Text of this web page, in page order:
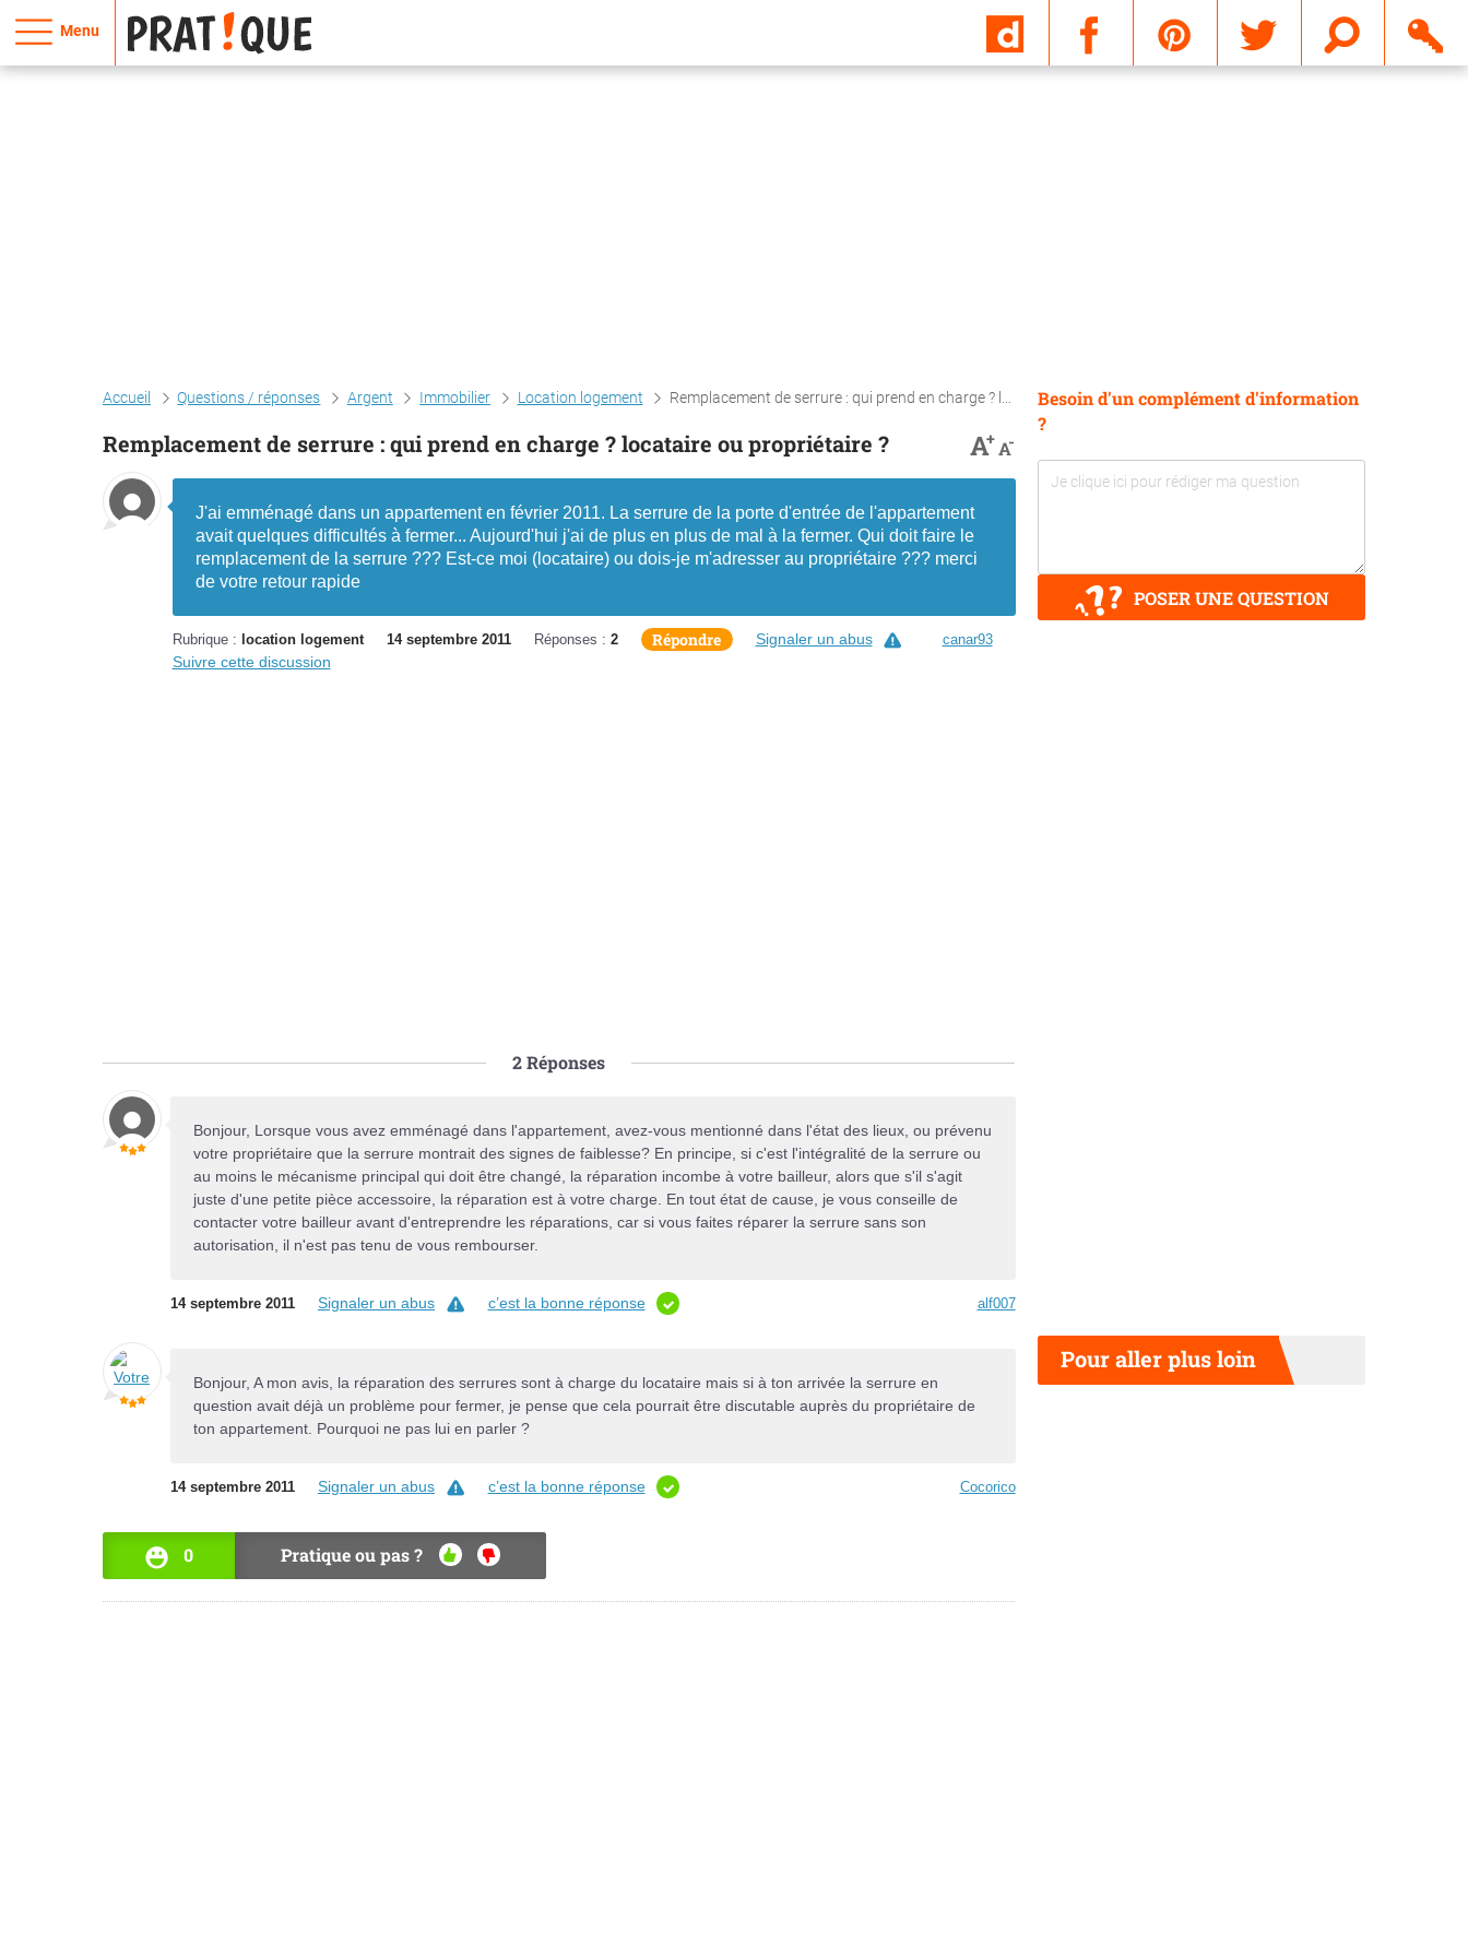
Menu
Accueil Questions / réponses Argent Immobilier Location logement Remplacement de serrure : qui prend en charge ? locataire ou propriétaire ?
Remplacement de serrure : qui prend en charge ? locataire ou propriétaire ? A+A-
J'ai emménagé dans un appartement en février 2011. La serrure de la porte d'entrée de l'appartement
avait quelques difficultés à fermer... Aujourd'hui j'ai de plus en plus de mal à la fermer. Qui doit faire le
remplacement de la serrure ??? Est-ce moi (locataire) ou dois-je m'adresser au propriétaire ??? merci
de votre retour rapide
Rubrique : location logement 14 septembre 2011 Réponses : 2 Répondre canar93
Signaler un abus
Suivre cette discussion
2Réponses
Bonjour, Lorsque vous avez emménagé dans l'appartement, avez-vous mentionné dans l'état des lieux, ou prévenu
votre propriétaire que la serrure montrait des signes de faiblesse? En principe, si c'est l'intégralité de la serrure ou
au moins le mécanisme principal qui doit être changé, la réparation incombe à votre bailleur, alors que s'il s'agit
juste d'une petite pièce accessoire, la réparation est à votre charge. En tout état de cause, je vous conseille de
contacter votre bailleur avant d'entreprendre les réparations, car si vous faites réparer la serrure sans son
autorisation, il n'est pas tenu de vous rembourser.
14 septembre 2011 Signaler un abus c’est la bonne réponse alf007
Bonjour, A mon avis, la réparation des serrures sont à charge du locataire mais si à ton arrivée la serrure en
question avait déjà un problème pour fermer, je pense que cela pourrait être discutable auprès du propriétaire de
ton appartement. Pourquoi ne pas lui en parler ?
14 septembre 2011 Signaler un abus c’est la bonne réponse Cocorico
0 Pratique ou pas ?
OUI NON
Besoin d'un complément d'information
?
POSER UNE QUESTION
Pour aller plus loin